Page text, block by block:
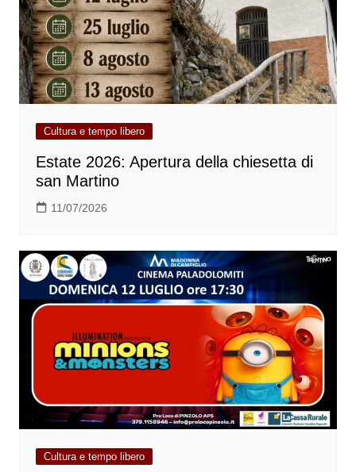
Cultura e tempo libero
Estate 2026: Apertura della chiesetta di
san Martino
11/07/2026
Cultura e tempo libero